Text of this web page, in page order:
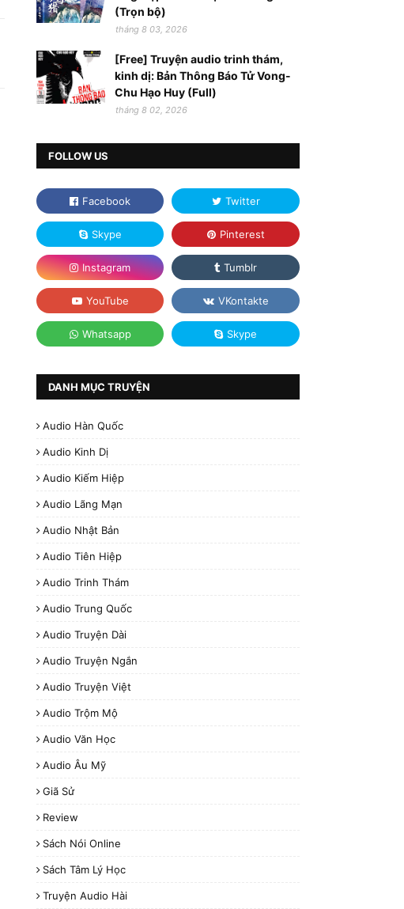
(Trọn bộ)
tháng 8 03, 2026
[Free] Truyện audio trinh thám,
kinh dị: Bản Thông Báo Tử Vong-
Chu Hạo Huy (Full)
tháng 8 02, 2026
FOLLOW US
DANH MỤC TRUYỆN
Audio Hàn Quốc
Audio Kinh Dị
Audio Kiếm Hiệp
Audio Lãng Mạn
Audio Nhật Bản
Audio Tiên Hiệp
Audio Trinh Thám
Audio Trung Quốc
Audio Truyện Dài
Audio Truyện Ngắn
Audio Truyện Việt
Audio Trộm Mộ
Audio Văn Học
Audio Âu Mỹ
Giã Sử
Review
Sách Nói Online
Sách Tâm Lý Học
Truyện Audio Hài